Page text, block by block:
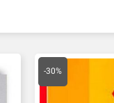
-30%
قیمت
28,000 تومان
قیمت
فعلی